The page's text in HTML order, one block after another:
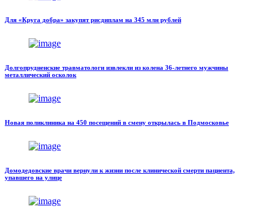
Для «Круга добра» закупят рисдиплам на 345 млн рублей
Долгопрудненские травматологи извлекли из колена 36-летнего мужчины
металлический осколок
Новая поликлиника на 450 посещений в смену открылась в Подмосковье
Домодедовские врачи вернули к жизни после клинической смерти пациента,
упавшего на улице